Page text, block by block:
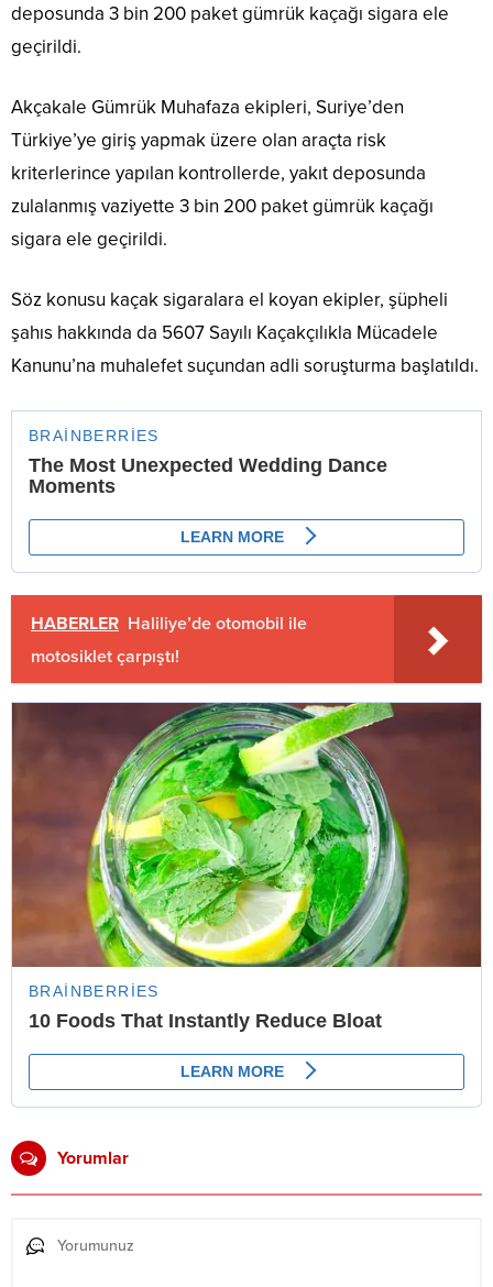
deposunda 3 bin 200 paket gümrük kaçağı sigara ele
geçirildi.
Akçakale Gümrük Muhafaza ekipleri, Suriye’den
Türkiye’ye giriş yapmak üzere olan araçta risk
kriterlerince yapılan kontrollerde, yakıt deposunda
zulalanmış vaziyette 3 bin 200 paket gümrük kaçağı
sigara ele geçirildi.
Söz konusu kaçak sigaralara el koyan ekipler, şüpheli
şahıs hakkında da 5607 Sayılı Kaçakçılıkla Mücadele
Kanunu’na muhalefet suçundan adli soruşturma başlatıldı.
HABERLER Haliliye’de otomobil ile
motosiklet çarpıştı!
Yorumlar